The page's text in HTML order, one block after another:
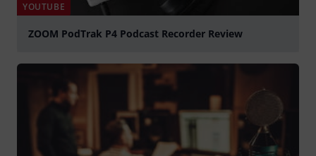
YOUTUBE
ZOOM PodTrak P4 Podcast Recorder Review